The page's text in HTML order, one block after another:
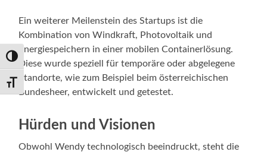
Umschalten auf hohe Kontraste
Schrift vergrößern
Ein weiterer Meilenstein des Startups ist die
Kombination von Windkraft, Photovoltaik und
Energiespeichern in einer mobilen Containerlösung.
Diese wurde speziell für temporäre oder abgelegene
Standorte, wie zum Beispiel beim österreichischen
Bundesheer, entwickelt und getestet.
Hürden und Visionen
Obwohl Wendy technologisch beeindruckt, steht die